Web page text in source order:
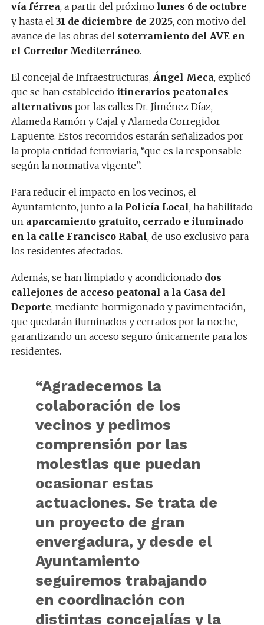
vía férrea, a partir del próximo lunes 6 de octubre
y hasta el 31 de diciembre de 2025, con motivo del
avance de las obras del soterramiento del AVE en
el Corredor Mediterráneo.
El concejal de Infraestructuras, Ángel Meca, explicó
que se han establecido itinerarios peatonales
alternativos por las calles Dr. Jiménez Díaz,
Alameda Ramón y Cajal y Alameda Corregidor
Lapuente. Estos recorridos estarán señalizados por
la propia entidad ferroviaria, “que es la responsable
según la normativa vigente”.
Para reducir el impacto en los vecinos, el
Ayuntamiento, junto a la Policía Local, ha habilitado
un aparcamiento gratuito, cerrado e iluminado
en la calle Francisco Rabal, de uso exclusivo para
los residentes afectados.
Además, se han limpiado y acondicionado dos
callejones de acceso peatonal a la Casa del
Deporte, mediante hormigonado y pavimentación,
que quedarán iluminados y cerrados por la noche,
garantizando un acceso seguro únicamente para los
residentes.
“Agradecemos la
colaboración de los
vecinos y pedimos
comprensión por las
molestias que puedan
ocasionar estas
actuaciones. Se trata de
un proyecto de gran
envergadura, y desde el
Ayuntamiento
seguiremos trabajando
en coordinación con
distintas concejalías y la